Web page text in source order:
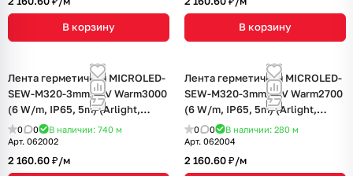
В корзину В корзину
Лента герметичная MICROLED-
SEW-M320-3mm 24V Warm3000
(6 W/m, IP65, 5m) (Arlight,
CRI>90)
0 0 В наличии: 740 м
Арт. 062002
2 160.60 ₽/м
Лента герметичная MICROLED-
SEW-M320-3mm 24V Warm2700
(6 W/m, IP65, 5m) (Arlight,
CRI>90)
0 0 В наличии: 280 м
Арт. 062004
2 160.60 ₽/м